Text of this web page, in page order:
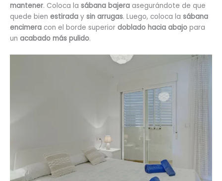
mantener. Coloca la sábana bajera asegurándote de que
quede bien estirada y sin arrugas. Luego, coloca la sábana
encimera con el borde superior doblado hacia abajo para
un acabado más pulido.